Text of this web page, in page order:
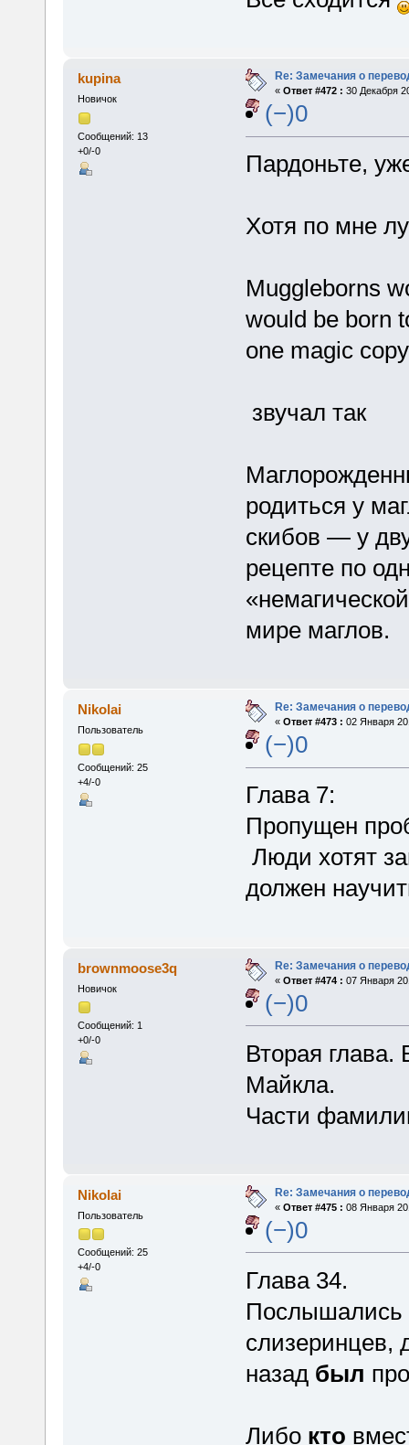
kupina
Новичок
Сообщений: 13
+0/-0
Re: Замечания о
« Ответ #472 : 30 Декабря
(−)0
Пардоньте,
Хотя по мне
Muggleborns
would be born
one magic
звучал так
родиться у
скибов — у
рецепте по
мире маглов.
Nikolai
Пользователь
Сообщений: 25
+4/-0
Re: Замечания о
« Ответ #473 : 02 Января
(−)0
Глава 7:
Пропущен
Люди хотят
должен
brownmoose3q
Новичок
Сообщений: 1
+0/-0
Re: Замечания о
« Ответ #474 : 07 Января
(−)0
Вторая
Майкла.
Части
Nikolai
Пользователь
Сообщений: 25
+4/-0
Re: Замечания о
« Ответ #475 : 08 Января
(−)0
Глава 34.
Послышались
слизеринцев,
назад был
Либо кто